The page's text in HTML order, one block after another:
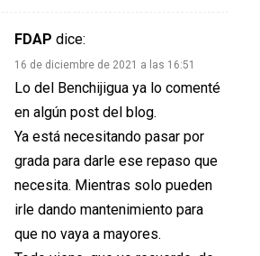
FDAP dice:
16 de diciembre de 2021 a las 16:51
Lo del Benchijigua ya lo comenté
en algún post del blog.
Ya está necesitando pasar por
grada para darle ese repaso que
necesita. Mientras solo pueden
irle dando mantenimiento para
que no vaya a mayores.